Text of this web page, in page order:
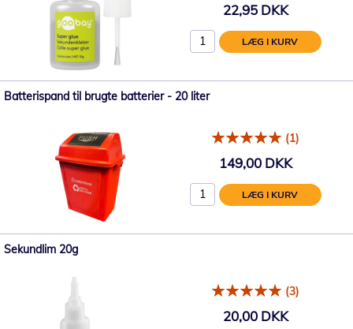
22,95 DKK
LÆG I KURV
Batterispand til brugte batterier - 20 liter
(1)
149,00 DKK
LÆG I KURV
Sekundlim 20g
(3)
20,00 DKK